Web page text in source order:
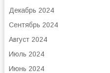
Декабрь 2024
Сентябрь 2024
Август 2024
Июль 2024
Июнь 2024